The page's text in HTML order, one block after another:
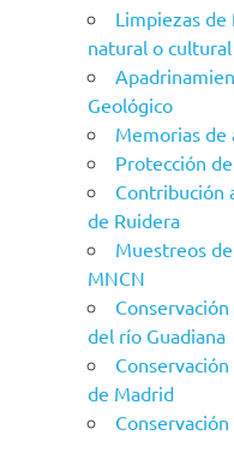
Limpiezas de
natural o cultural
Geológico
Memorias de
Protección
Contribución
de Ruidera
Muestreos
MNCN
del río Guadiana
de Madrid